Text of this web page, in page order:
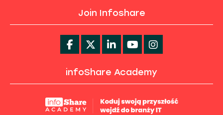
Join Infoshare
infoShare Academy